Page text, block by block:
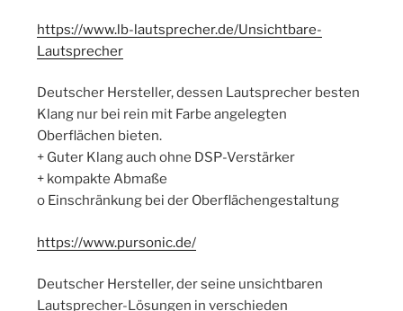
https://www.lb-lautsprecher.de/Unsichtbare-
Lautsprecher
Deutscher Hersteller, dessen Lautsprecher besten
Klang nur bei rein mit Farbe angelegten
Oberflächen bieten.
+ Guter Klang auch ohne DSP-Verstärker
+ kompakte Abmaße
o Einschränkung bei der Oberflächengestaltung
https://www.pursonic.de/
Deutscher Hersteller, der seine unsichtbaren
Lautsprecher-Lösungen in verschieden